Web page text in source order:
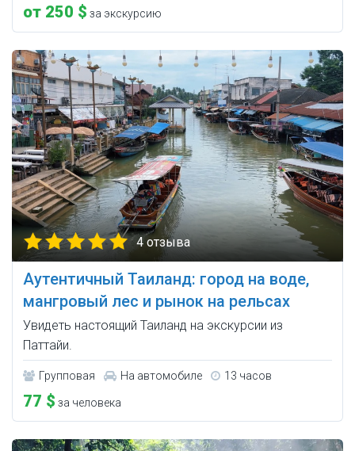
от 250 $ за экскурсию
4 отзыва
Аутентичный Таиланд: город на воде,
мангровый лес и рынок на рельсах
Увидеть настоящий Таиланд на экскурсии из
Паттайи.
Групповая На автомобиле 13 часов
77 $ за человека